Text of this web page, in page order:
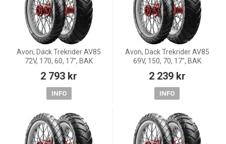
Avon, Däck Trekrider AV85
72V, 170, 60, 17", BAK
2 793 kr
INFO
Avon, Däck Trekrider AV85
69V, 150, 70, 17", BAK
2 239 kr
INFO